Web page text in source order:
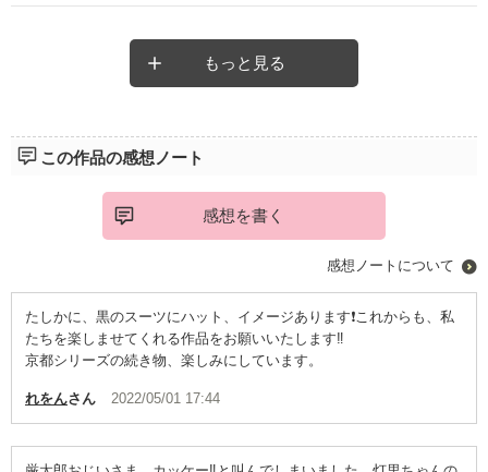
もっと見る
この作品の感想ノート
感想を書く
感想ノートについて
たしかに、黒のスーツにハット、イメージあります❗これからも、私
たちを楽しませてくれる作品をお願いいたします‼️
京都シリーズの続き物、楽しみにしています。
れをんさん 2022/05/01 17:44